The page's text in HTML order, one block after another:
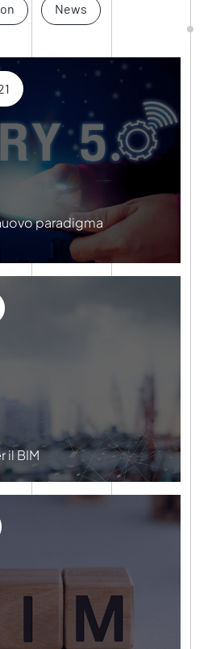
News
paradigma
il BIM